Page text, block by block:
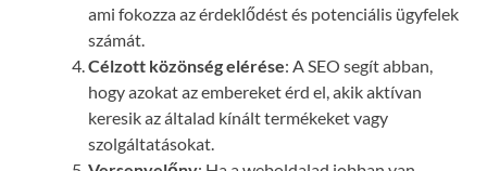
ami fokozza az érdeklődést és potenciális ügyfelek
számát.
Célzott közönség elérése: A SEO segít abban,
hogy azokat az embereket érd el, akik aktívan
keresik az általad kínált termékeket vagy
szolgáltatásokat.